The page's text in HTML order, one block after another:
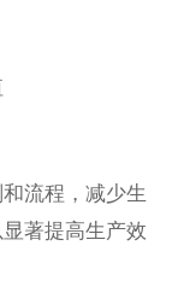
流程，减少生
著提高生产效